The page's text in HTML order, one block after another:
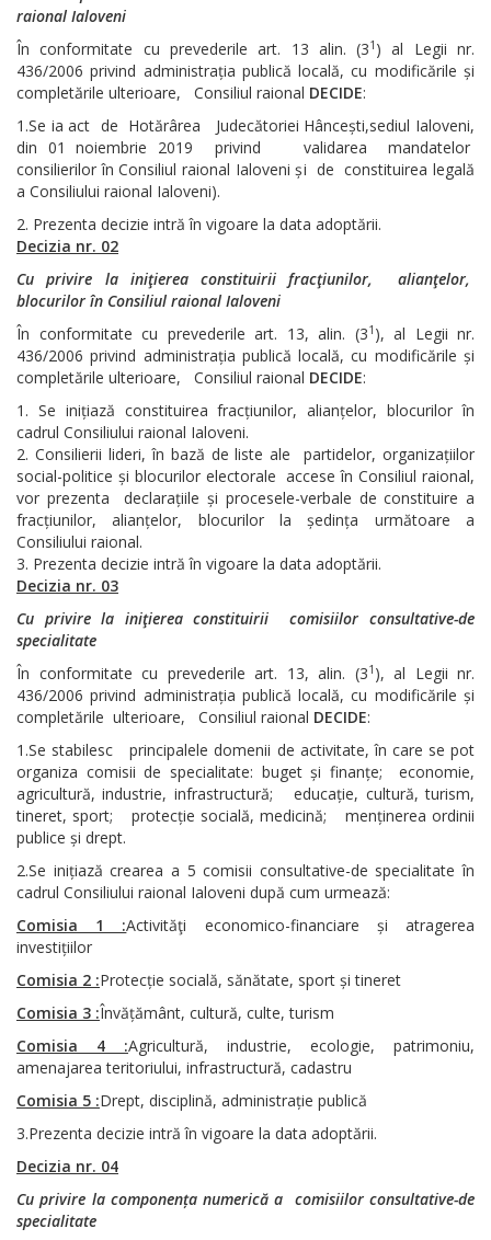
raional Ialoveni
În conformitate cu prevederile art. 13 alin. (31 ) al Legii nr.
436/2006 privind administrația publică locală, cu modificările și
completările ulterioare, Consiliul raional DECIDE:
1.Se ia act de Hotărârea Judecătoriei Hâncești,sediul Ialoveni,
din 01 noiembrie 2019 privind validarea mandatelor
consilierilor în Consiliul raional Ialoveni și de constituirea legală
a Consiliului raional Ialoveni).
Prezenta decizie intră în vigoare la data adoptării.
Decizia nr. 02
Cu privire la iniţierea constituirii fracţiunilor, alianţelor,
blocurilor în Consiliul raional Ialoveni
În conformitate cu prevederile art. 13, alin. (31 ), al Legii nr.
436/2006 privind administrația publică locală, cu modificările și
completările ulterioare, Consiliul raional DECIDE:
Se inițiază constituirea fracțiunilor, alianțelor, blocurilor în
cadrul Consiliului raional Ialoveni.
Consilierii lideri, în bază de liste ale partidelor, organizațiilor
social-politice și blocurilor electorale accese în Consiliul raional,
vor prezenta declarațiile și procesele-verbale de constituire a
fracțiunilor, alianțelor, blocurilor la ședința următoare a
Consiliului raional.
Prezenta decizie intră în vigoare la data adoptării.
Decizia nr. 03
Cu privire la iniţierea constituirii comisiilor consultative-de
specialitate
În conformitate cu prevederile art. 13, alin. (31 ), al Legii nr.
436/2006 privind administrația publică locală, cu modificările și
completările ulterioare, Consiliul raional DECIDE:
1.Se stabilesc principalele domenii de activitate, în care se pot
organiza comisii de specialitate: buget și finanțe; economie,
agricultură, industrie, infrastructură; educație, cultură, turism,
tineret, sport; protecție socială, medicină; menținerea ordinii
publice și drept.
2.Se inițiază crearea a 5 comisii consultative-de specialitate în
cadrul Consiliului raional Ialoveni după cum urmează:
Comisia 1 :Activităţi economico-financiare și atragerea
investițiilor
Comisia 2 :Protecție socială, sănătate, sport și tineret
Comisia 3 :Învățământ, cultură, culte, turism
Comisia 4 :Agricultură, industrie, ecologie, patrimoniu,
amenajarea teritoriului, infrastructură, cadastru
Comisia 5 :Drept, disciplină, administrație publică
3.Prezenta decizie intră în vigoare la data adoptării.
Decizia nr. 04
Cu privire la componența numerică a comisiilor consultative-de
specialitate